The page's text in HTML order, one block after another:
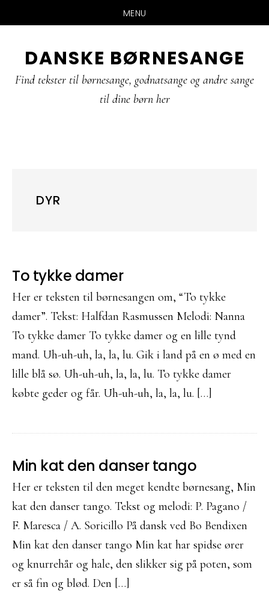
MENU
indhold
direkte
til
direkte
til
DANSKE BØRNESANGE
Find tekster til børnesange, godnatsange og andre sange
til dine børn her
DYR
To tykke damer
Her er teksten til børnesangen om, “To tykke
damer”. Tekst: Halfdan Rasmussen Melodi: Nanna
To tykke damer To tykke damer og en lille tynd
mand. Uh-uh-uh, la, la, lu. Gik i land på en ø med en
lille blå sø. Uh-uh-uh, la, la, lu. To tykke damer
købte geder og får. Uh-uh-uh, la, la, lu. […]
Min kat den danser tango
Her er teksten til den meget kendte børnesang, Min
kat den danser tango. Tekst og melodi: P. Pagano /
F. Maresca / A. Soricillo På dansk ved Bo Bendixen
Min kat den danser tango Min kat har spidse ører
og knurrehår og hale, den slikker sig på poten, som
er så fin og blød. Den […]